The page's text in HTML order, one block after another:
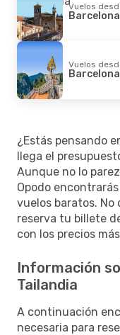
Vuelos
Barcelona
Vuelos
Barcelona
¿Estás pensando
llega el
Aunque no lo
Opodo
vuelos baratos.
reserva tu billete
con los precios
Información
Tailandia
A continuación
necesaria para